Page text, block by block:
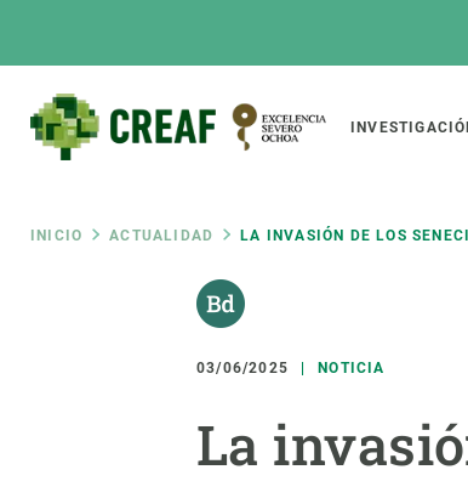
Ruta
navegación
INICIO ACTUALIDAD LA INVASIÓN DE LOS
03/06/2025 NOTICIA
La
Featured
responsive
Responsive
menu
SOBRE NOSOTROS
Organización institucional